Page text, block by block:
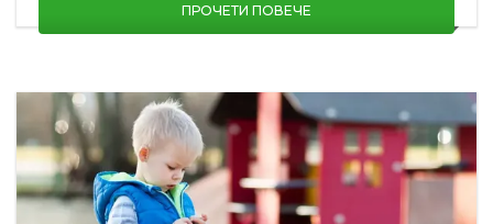
ПРОЧЕТИ ПОВЕЧЕ